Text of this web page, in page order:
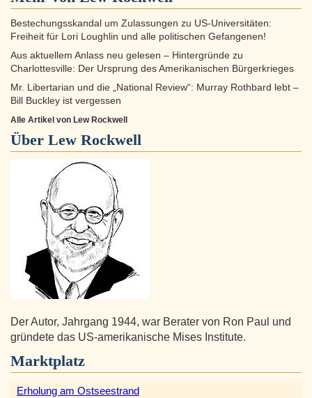
Bestechungsskandal um Zulassungen zu US-Universitäten:
Freiheit für Lori Loughlin und alle politischen Gefangenen!
Aus aktuellem Anlass neu gelesen – Hintergründe zu
Charlottesville: Der Ursprung des Amerikanischen Bürgerkrieges
Mr. Libertarian und die „National Review“: Murray Rothbard lebt –
Bill Buckley ist vergessen
Alle Artikel von Lew Rockwell
Über Lew Rockwell
Der Autor, Jahrgang 1944, war Berater von Ron Paul und
gründete das US-amerikanische Mises Institute.
Marktplatz
Erholung am Ostseestrand